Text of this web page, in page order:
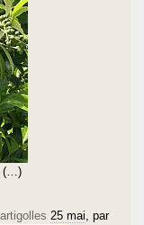
(…)
25 mai , par